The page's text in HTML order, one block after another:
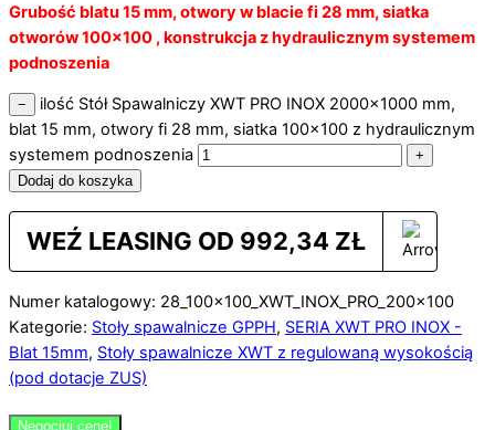
Grubość blatu 15 mm, otwory w blacie fi 28 mm, siatka
otworów 100×100 , konstrukcja z hydraulicznym systemem
podnoszenia
−
ilość Stół Spawalniczy XWT PRO INOX 2000x1000 mm,
blat 15 mm, otwory fi 28 mm, siatka 100x100 z hydraulicznym
systemem podnoszenia
+
Dodaj do koszyka
WEŹ LEASING OD 992,34 ZŁ
Numer katalogowy: 28_100x100_XWT_INOX_PRO_200x100
Kategorie: Stoły spawalnicze GPPH, SERIA XWT PRO INOX -
Blat 15mm, Stoły spawalnicze XWT z regulowaną wysokością
(pod dotacje ZUS)
Negocjuj cenę!